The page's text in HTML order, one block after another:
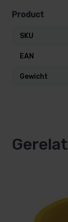
Product
SKU
EAN
Gewicht